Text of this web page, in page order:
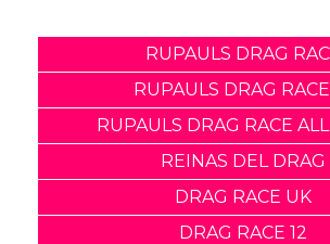
RUPAULS DRAG
RUPAULS DRAG
RUPAULS DRAG RACE
REINAS DEL DRAG
DRAG RACE UK
DRAG RACE 12